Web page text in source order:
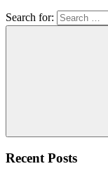
Search for:
Recent Posts